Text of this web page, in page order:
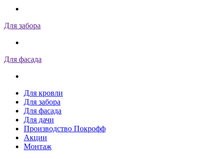
Для забора
Для фасада
Для кровли
Для забора
Для фасада
Для дачи
Производство Покрофф
Акции
Монтаж